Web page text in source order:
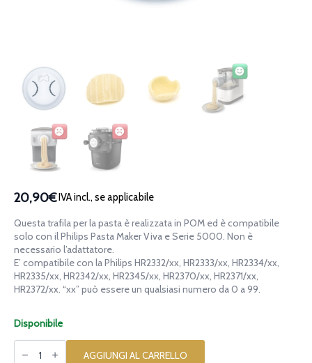
20,90€IVA incl., se applicabile
Questa trafila per la pasta è realizzata in POM ed è compatibile
solo con il Philips Pasta Maker Viva e Serie 5000. Non è
necessario l’adattatore.
E’ compatibile con la Philips HR2332/xx, HR2333/xx, HR2334/xx,
HR2335/xx, HR2342/xx, HR2345/xx, HR2370/xx, HR2371/xx,
HR2372/xx. “xx” può essere un qualsiasi numero da 0 a 99.
Disponibile
Trafila
AGGIUNGI AL CARRELLO